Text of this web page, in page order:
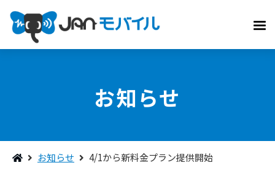
お知らせ
お知らせ 4/1から新料金プラン提供開始